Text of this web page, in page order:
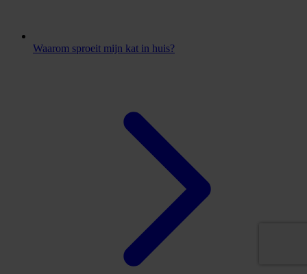
Waarom sproeit mijn kat in huis?